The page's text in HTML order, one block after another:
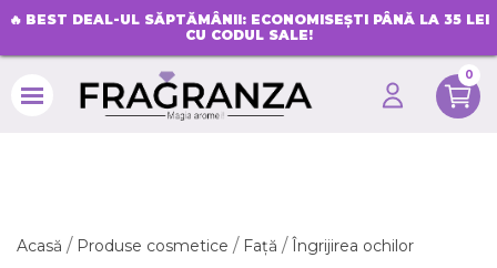
🔥 BEST DEAL-UL SĂPTĂMÂNII: ECONOMISEȘTI PÂNĂ LA 35 LEI
CU CODUL SALE!
0
Acasă Produse cosmetice Față Îngrijirea ochilor